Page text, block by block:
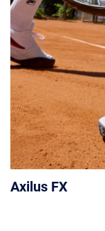
Axilus FX